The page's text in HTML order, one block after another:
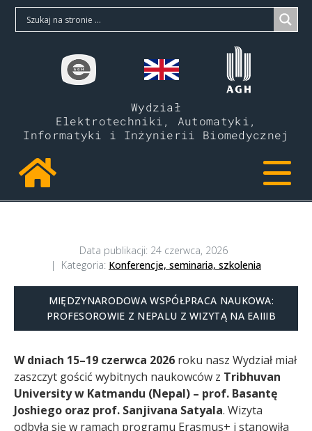
Wydział
Elektrotechniki, Automatyki,
Informatyki i Inżynierii Biomedycznej
Data publikacji: 24 czerwca, 2026
Kategoria: Konferencje, seminaria, szkolenia
MIĘDZYNARODOWA WSPÓŁPRACA NAUKOWA:
PROFESOROWIE Z NEPALU Z WIZYTĄ NA EAIIIB
W dniach 15–19 czerwca 2026 roku nasz Wydział miał
zaszczyt gościć wybitnych naukowców z Tribhuvan
University w Katmandu (Nepal) – prof. Basantę
Joshiego oraz prof. Sanjivana Satyala. Wizyta
odbyła się w ramach programu Erasmus+ i stanowiła